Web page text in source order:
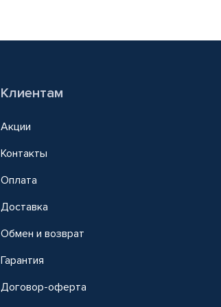
Клиентам
Акции
Контакты
Оплата
Доставка
Обмен и возврат
Гарантия
Договор-оферта